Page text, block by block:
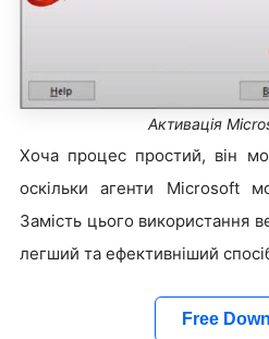
Активація
Хоча процес простий, він
оскільки агенти Microsoft
Замість цього використання
легший та ефективніший
Free